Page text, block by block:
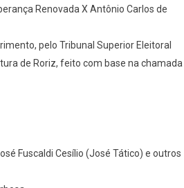
Renovada X Antônio Carlos de
pelo Tribunal Superior Eleitoral
de Roriz, feito com base na chamada
Fuscaldi Cesílio (José Tático) e outros